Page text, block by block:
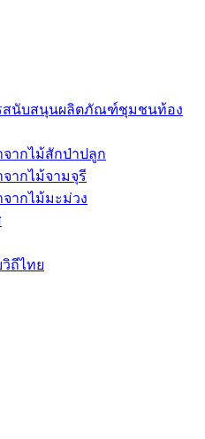
ารสนับสนุนผลิตภัณฑ์ชุมชนท้อง
จากไม้สักป่าปลูก
ากไม้จามจุรี
ากไม้มะม่วง
ถีไทย